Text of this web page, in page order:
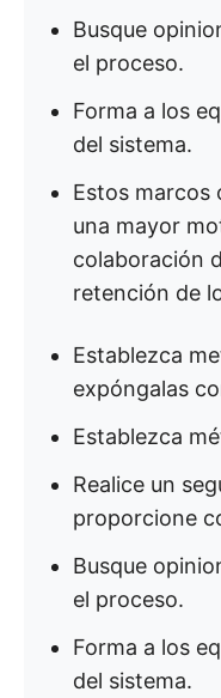
Busque
el proceso.
Forma a los
del sistema.
Estos marcos
una mayor
colaboración
retención de
Establezca
expóngalas
Establezca
Realice un
proporcione
Busque
el proceso.
Forma a los
del sistema.